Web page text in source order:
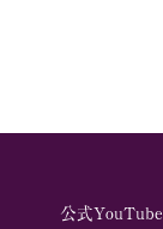
公式YouTube